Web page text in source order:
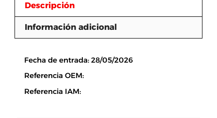
Descripción
Información adicional
Fecha de entrada: 28/05/2026
Referencia OEM:
Referencia IAM: